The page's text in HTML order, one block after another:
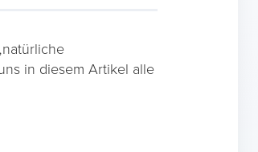
in diesem Artikel alle